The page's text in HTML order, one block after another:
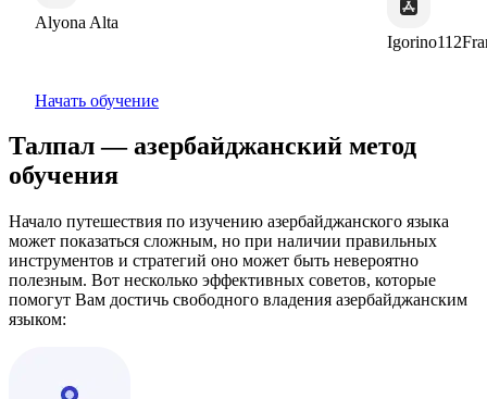
Alyona Alta
Начать обучение
Талпал — азербайджанский метод
обучения
Начало путешествия по изучению азербайджанского языка
может показаться сложным, но при наличии правильных
инструментов и стратегий оно может быть невероятно
полезным. Вот несколько эффективных советов, которые
помогут Вам достичь свободного владения азербайджанским
языком: